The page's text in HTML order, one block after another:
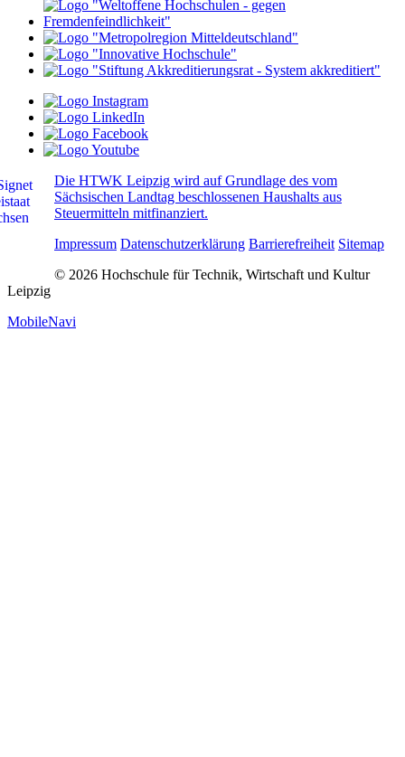
Die HTWK Leipzig wird auf Grundlage des vom
Sächsischen Landtag beschlossenen Haushalts aus
Steuermitteln mitfinanziert.
Impressum Datenschutzerklärung Barrierefreiheit Sitemap
© 2026 Hochschule für Technik, Wirtschaft und Kultur
Leipzig
MobileNavi